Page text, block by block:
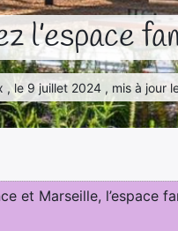
l’espace
, le 9 juillet 2024 , mis à
et Marseille, l’espace